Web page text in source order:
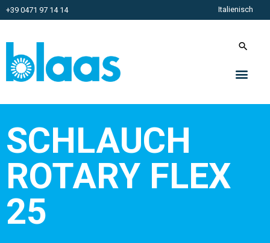
+39 0471 97 14 14 Italienisch
SCHLAUCH
ROTARY FLEX
25